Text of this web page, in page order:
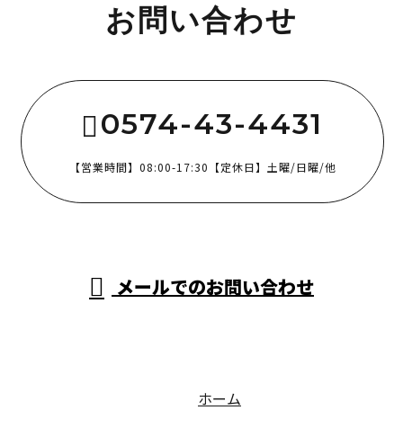
お問い合わせ
0574-43-4431
【営業時間】08:00-17:30【定休日】土曜/日曜/他
メールでのお問い合わせ
ホーム